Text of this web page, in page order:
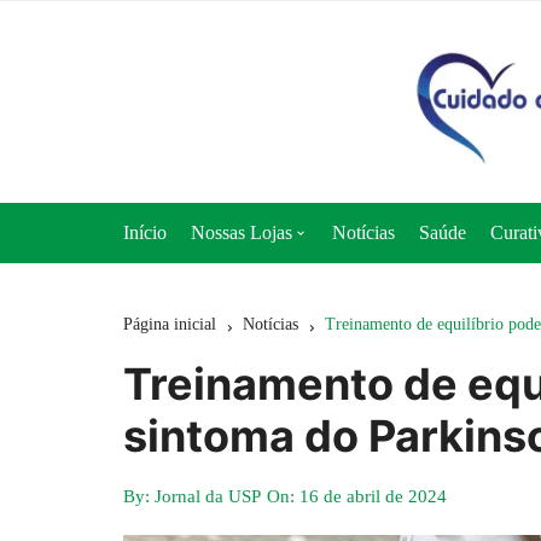
Início Nossas Lojas
Loja Curativos Express
Notícias Saúde
Página inicial Notícias Treinamento de equilíbrio
Treinamento de
sintoma do
By: Jornal da USP On: 16 de abril de 2024